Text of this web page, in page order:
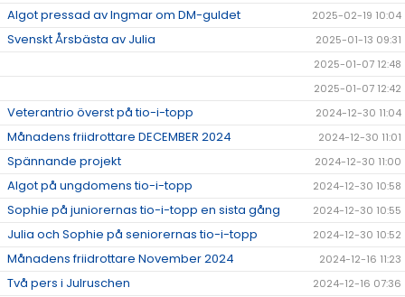
Algot pressad av Ingmar om DM-guldet 2025-02-19 10:04
Svenskt Årsbästa av Julia
2025-01-13 09:31
2025-01-07 12:48
2025-01-07 12:42
Veterantrio överst på tio-i-topp 2024-12-30 11:04
Månadens friidrottare DECEMBER 2024 2024-12-30 11:01
Spännande projekt 2024-12-30 11:00
Algot på ungdomens tio-i-topp 2024-12-30 10:58
Sophie på juniorernas tio-i-topp en sista gång 2024-12-30 10:55
Julia och Sophie på seniorernas tio-i-topp 2024-12-30 10:52
Månadens friidrottare November 2024 2024-12-16 11:23
Två pers i Julruschen 2024-12-16 07:36